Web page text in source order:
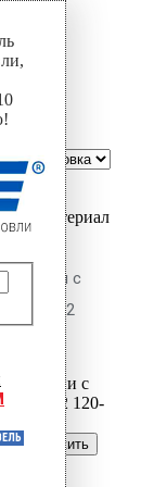
материал
с
512
Продолжить